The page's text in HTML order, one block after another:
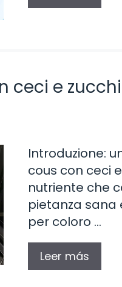
ceci e
Introduzione:
cous con ceci
nutriente che
pietanza sana
per coloro …
Leer más